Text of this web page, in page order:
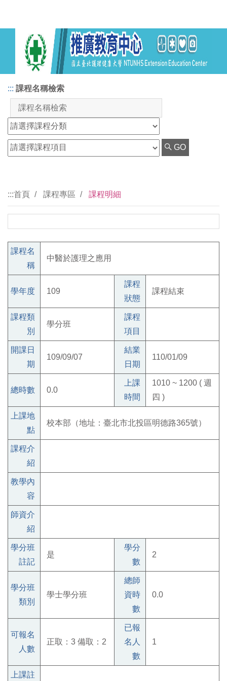
::: 課程名稱檢索
GO
:::首頁 課程專區 課程明細
課程名
稱
中醫於護理之應用
學年度 109
課程
狀態
課程結束
課程類
別
學分班
課程
項目
開課日
期
109/09/07
結業
日期
110/01/09
總時數 0.0
上課
時間
1010 ~ 1200 ( 週
四 )
上課地
點
校本部（地址：臺北市北投區明德路365號）
課程介
紹
教學內
容
師資介
紹
學分班
註記
是
學分
數
2
學分班
類別
學士學分班
總師
資時
數
0.0
可報名
人數
正取：3 備取：2
已報
名人
數
1
上課註